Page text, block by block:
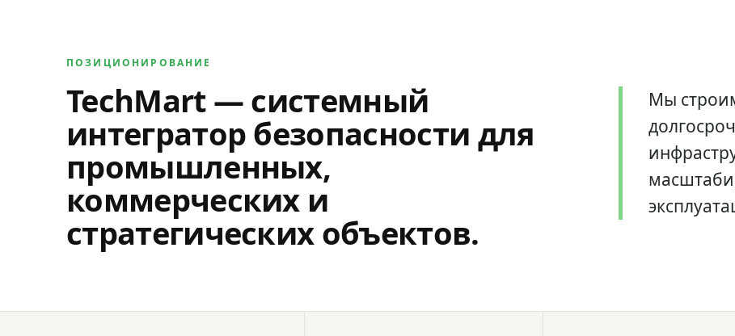
ПОЗИЦИОНИРОВАНИЕ
TechMart — системный
интегратор безопасности для
промышленных,
коммерческих и
стратегических объектов.
Мы